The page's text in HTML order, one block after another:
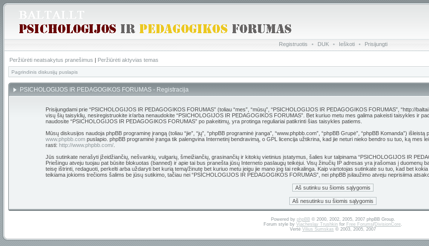
Registruotis • DUK • Ieškoti • Prisijungti
Peržiūrėti neatsakytus pranešimus | Peržiūrėti aktyvias temas
Pagrindinis diskusijų puslapis
PSICHOLOGIJOS IR PEDAGOGIKOS FORUMAS - Registracija
Prisijungdami prie “PSICHOLOGIJOS IR PEDAGOGIKOS FORUMAS” (toliau “mes”, “mūsų”, “PSICHOLOGIJOS IR PEDAGOGIKOS FORUMAS”, “http://
visų šių taisyklių, nesiregistruokite ir/arba nenaudokite “PSICHOLOGIJOS IR PEDAGOGIKOS FORUMAS”. Bet kuriuo metu mes galima pakeisti taisykles ir
naudosite “PSICHOLOGIJOS IR PEDAGOGIKOS FORUMAS” po pakeitimų, yra protinga reguliariai patikrinti šias taisykles patiems.
Mūsų diskusijos naudoja phpBB programinę įrangą (toliau “jie”, “jų”, “phpBB programinė įranga”, “www.phpbb.com”, “phpBB Grupė”, “phpBB Komanda”) išleistą
www.phpbb.com puslapio. phpBB programinė įranga tik palengvina Internetinį bendravimą, o GPL licencija užtikrina, kad jie neturi nieko bendro su tuo, ką mes
rasti: http://www.phpbb.com/
Jūs sutinkate nerašyti įžeidžiančių, nešvankių, vulgarių, šmeižiančių, grasinančių ir kitokių vietinius įstatymus, šalies kur talpinama “PSICHOLOGIJOS IR
Priešingu atveju tuojau pat būsite blokuotas (banned) ir apie tai bus pranešta jūsų Interneto paslaugų teikėjui. Visų žinučių IP adresas yra įrašomas į duomenų
teisę ištrinti, redaguoti, perkelti arba uždaryti bet kurią temą/žinutę bet kuriuo metu jeigu jie mano jog tai reikalinga. Kaip vartotojas sutinkate su tuo, kad bet
teikiama jokioms trečioms šalims be jūsų sutikimo, tačiau nei “PSICHOLOGIJOS IR PEDAGOGIKOS FORUMAS”, nei phpBB įsilaužimo atveju neprisiima
Powered by phpBB© 2000, 2002, 2005, 2007 phpBB Group.
Forum style by Vjacheslav Trushkin for Free Forums/ DivisionCore.
Vertė Vilius Šumskas © 2003, 2005, 2007